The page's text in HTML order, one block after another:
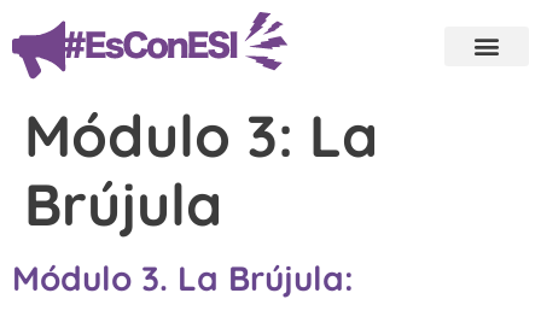
Módulo 3: La
Brújula
Módulo 3. La Brújula: